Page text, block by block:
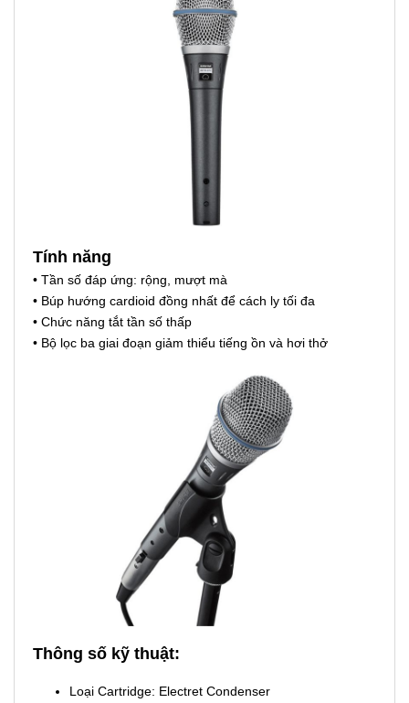
Tính năng
• Tần số đáp ứng: rộng, mượt mà
• Búp hướng cardioid đồng nhất để cách ly tối đa
• Chức năng tắt tần số thấp
• Bộ lọc ba giai đoạn giảm thiểu tiếng ồn và hơi thở
Thông số kỹ thuật:
Loại Cartridge: Electret Condenser